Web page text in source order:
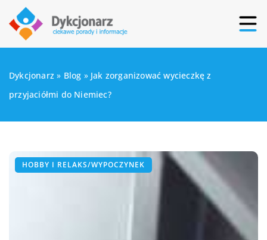
Dykcjonarz » Blog » Jak zorganizować wycieczkę z
przyjaciółmi do Niemiec?
HOBBY I RELAKS/WYPOCZYNEK